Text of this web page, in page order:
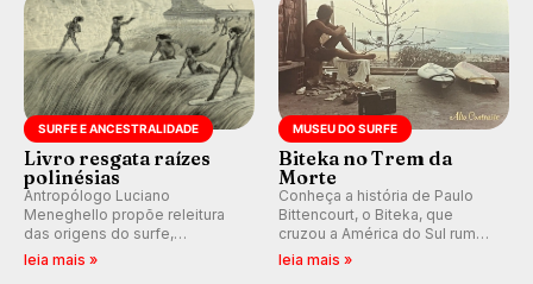
SURFE E ANCESTRALIDADE
Livro resgata raízes
polinésias
Antropólogo Luciano
Meneghello propõe releitura
das origens do surfe,
resgatando a cultura polinésia
leia mais »
MUSEU DO SURFE
Biteka no Trem da
Morte
Conheça a história de Paulo
Bittencourt, o Biteka, que
cruzou a América do Sul rumo
ao Pacífico em uma jornada
leia mais »